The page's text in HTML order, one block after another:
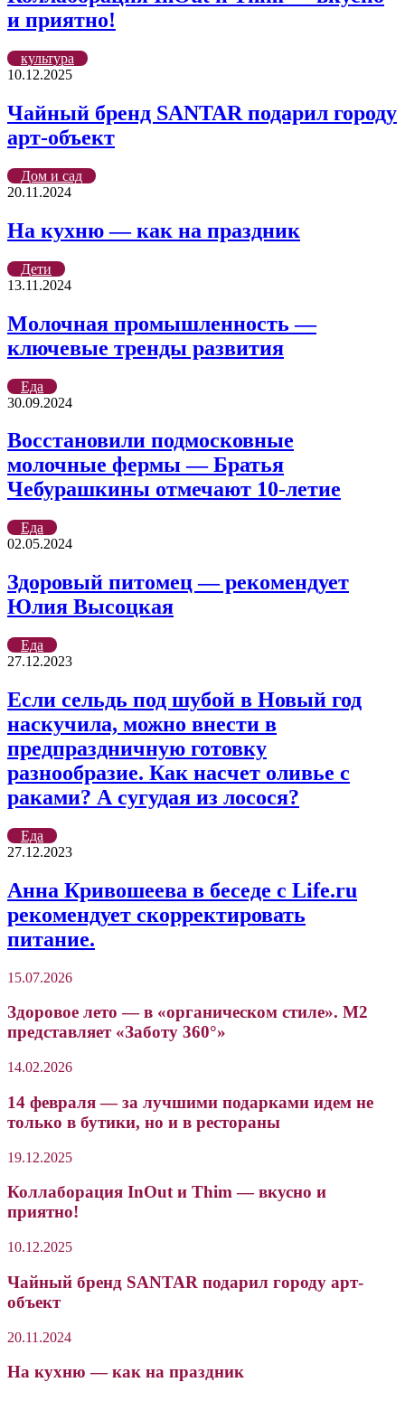
и приятно!
культура
10.12.2025
Чайный бренд SANTAR подарил городу
арт-объект
Дом и сад
20.11.2024
На кухню — как на праздник
Дети
13.11.2024
Молочная промышленность —
ключевые тренды развития
Еда
30.09.2024
Восстановили подмосковные
молочные фермы — Братья
Чебурашкины отмечают 10-летие
Еда
02.05.2024
Здоровый питомец — рекомендует
Юлия Высоцкая
Еда
27.12.2023
Если сельдь под шубой в Новый год
наскучила, можно внести в
предпраздничную готовку
разнообразие. Как насчет оливье с
раками? А сугудая из лосося?
Еда
27.12.2023
Анна Кривошеева в беседе с Life.ru
рекомендует скорректировать
питание.
15.07.2026
Здоровое лето — в «органическом стиле». М2
представляет «Заботу 360°»
14.02.2026
14 февраля — за лучшими подарками идем не
только в бутики, но и в рестораны
19.12.2025
Коллаборация InOut и Thim — вкусно и
приятно!
10.12.2025
Чайный бренд SANTAR подарил городу арт-
объект
20.11.2024
На кухню — как на праздник